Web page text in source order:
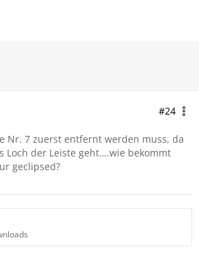
#24
Nr. 7 zuerst entfernt werden muss, da
Loch der Leiste geht….wie bekommt
geclipsed?